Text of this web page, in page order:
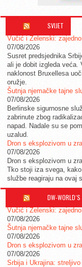
SVIJET
Vučić i Zelenski:
07/08/2026
Susret predsjednika
ali je dobit izgleda veća.
naklonost Bruxellesa
oružje.
Šutnja njemačke tajne
07/08/2026
Berlinske sigurnosne
zabrinute zbog
napad. Nadale su se
uzalud.
Dron s eksplozivom u
07/08/2026
Dron s eksplozivom u
Tko stoji iza svega,
službe reagiraju na ovaj
DW-
Vučić i Zelenski:
07/08/2026
Šutnja njemačke tajne
07/08/2026
Dron s eksplozivom u
07/08/2026
Srbija i Ukrajina: